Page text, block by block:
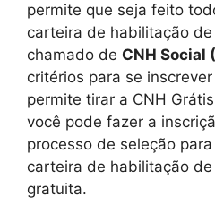
permite que seja feito
carteira de habilitação
chamado de CNH Social
critérios para se
permite tirar a CNH
você pode fazer a
processo de seleção
carteira de habilitação
gratuita.